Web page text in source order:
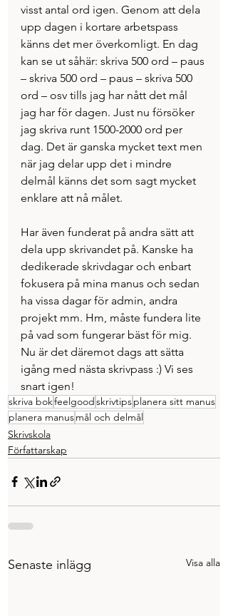
visst antal ord igen. Genom att dela
upp dagen i kortare arbetspass
känns det mer överkomligt. En dag
kan se ut såhär: skriva 500 ord – paus
– skriva 500 ord – paus – skriva 500
ord – osv tills jag har nått det mål
jag har för dagen. Just nu försöker
jag skriva runt 1500-2000 ord per
dag. Det är ganska mycket text men
när jag delar upp det i mindre
delmål känns det som sagt mycket
enklare att nå målet.
Har även funderat på andra sätt att
dela upp skrivandet på. Kanske ha
dedikerade skrivdagar och enbart
fokusera på mina manus och sedan
ha vissa dagar för admin, andra
projekt mm. Hm, måste fundera lite
på vad som fungerar bäst för mig.
Nu är det däremot dags att sätta
igång med nästa skrivpass :) Vi ses
snart igen!
skriva bokfeelgoodskrivtipsplanera sitt manus
planera manusmål och delmål
Skrivskola
Författarskap
Senaste inlägg Visa alla